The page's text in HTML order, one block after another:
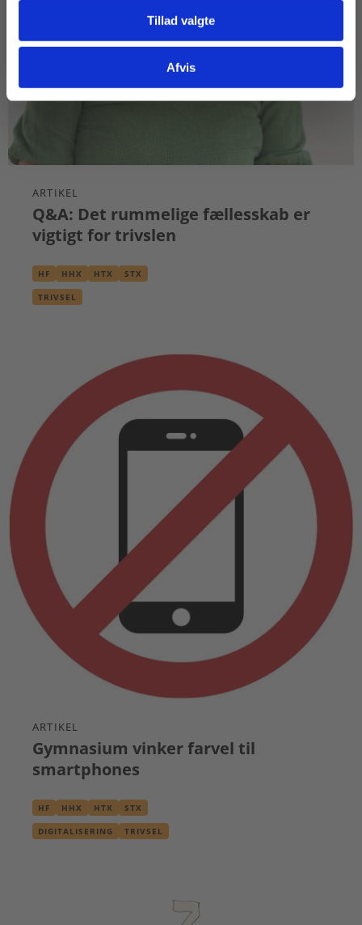
Tillad valgte
Afvis
ARTIKEL
Q&A: Det rummelige fællesskab er
vigtigt for trivslen
HF HHX HTX STX
TRIVSEL
ARTIKEL
Gymnasium vinker farvel til
smartphones
HF HHX HTX STX
DIGITALISERING TRIVSEL
Gå til praxisOnline